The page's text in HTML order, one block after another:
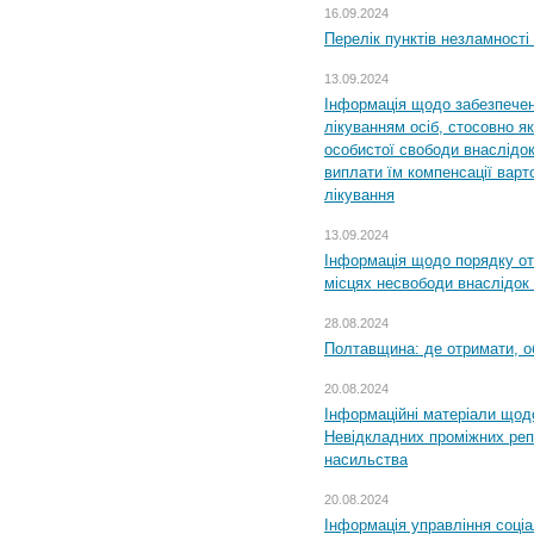
16.09.2024
Перелік пунктів
13.09.2024
Інформація щодо
лікуванням осіб, стосовно
особистої свободи
виплати їм компенсації
лікування
13.09.2024
Інформація щодо порядку
місцях несвободи внаслідок
28.08.2024
Полтавщина: де отримати,
20.08.2024
Інформаційні матеріали
Невідкладних проміжних
насильства
20.08.2024
Інформація управління